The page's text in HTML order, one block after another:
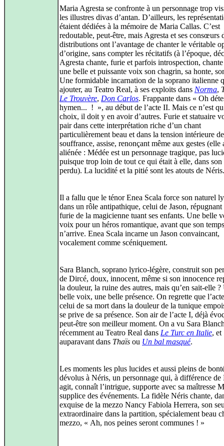
Maria Agresta se confronte à un personnage trop
les illustres divas d’antan. D’ailleurs, les
étaient dédiées à la mémoire de Maria Callas. C’est
redoutable, peut‑être, mais Agresta et ses consœurs
distributions ont l’avantage de chanter le véritable
d’origine, sans compter les récitatifs (à l’époque,
Agresta chante, furie et parfois introspection,
une belle et puissante voix son chagrin, sa honte,
Une formidable incarnation de la soprano italienne
ajouter, au Teatro Real, à ses exploits dans Norma,
Le Trouvère, Don Carlos. Frappante dans « Oh
hymen... ! », au début de l’acte II. Mais ce n’est
choix, il doit y en avoir d’autres. Furie et statuaire
pair dans cette interprétation riche d’un chant
particulièrement beau et dans la tension intérieure
souffrance, assise, renonçant même aux gestes (elle
aliénée : Médée est un personnage tragique, pas
puisque trop loin de tout ce qui était à elle, dans son
perdu). La lucidité et la pitié sont les atouts de Néris.
Il a fallu que le ténor Enea Scala force son naturel
dans un rôle antipathique, celui de Jason, répugnant
furie de la magicienne tuant ses enfants. Une belle
voix pour un héros romantique, avant que son temps
n’arrive. Enea Scala incarne un Jason convaincant,
vocalement comme scéniquement.
Sara Blanch, soprano lyrico-légère, construit son
de Dircé, doux, innocent, même si son innocence
la douleur, la ruine des autres, mais qu’en sait‑elle ?
belle voix, une belle présence. On regrette que
celui de sa mort dans la douleur de la tunique
se prive de sa présence. Son air de l’acte I, déjà
peut‑être son meilleur moment. On a vu Sara
récemment au Teatro Real dans Le Turc en Italie, et
auparavant dans Thaïs ou Un bal masqué.
Les moments les plus lucides et aussi pleins de
dévolus à Néris, un personnage qui, à différence de
agit, connaît l’intrigue, supporte avec sa maîtresse
supplice des événements. La fidèle Néris chante,
exquise de la mezzo Nancy Fabiola Herrera, son
extraordinaire dans la partition, spécialement beau
mezzo, « Ah, nos peines seront communes ! »